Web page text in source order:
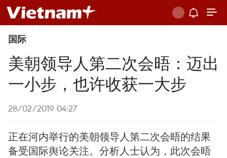
国际
美朝领导人第二次会晤：迈出
一小步，也许收获一大步
28/02/2019 04:27
正在河内举行的美朝领导人第二次会晤的结果
备受国际舆论关注。分析人士认为，此次会晤